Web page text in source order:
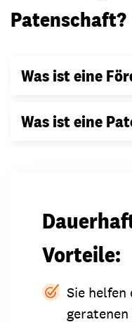
Patenschaft?
Was ist eine
Was ist eine
Vorteile:
Sie